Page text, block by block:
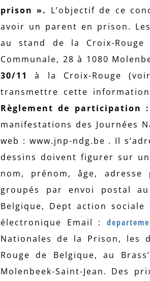
prison ». L’objectif de ce
avoir un parent en prison.
au stand de la Croix-Rouge
Communale, 28 à 1080
30/11
à la Croix-Rouge
transmettre cette
Règlement de participation :
manifestations des Journées
web : www.jnp-ndg.be . Il
dessins doivent figurer sur
nom, prénom, âge,
groupés par envoi postal
Belgique, Dept action sociale
électronique Email :
Nationales de la Prison, les
Rouge de Belgique, au
Molenbeek-Saint-Jean. Des